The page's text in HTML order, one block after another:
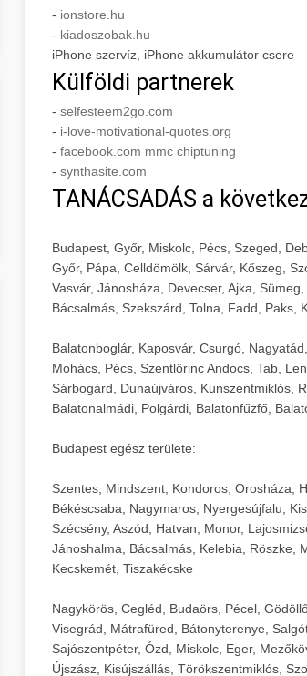
- ionstore.hu
- kiadoszobak.hu
iPhone szervíz, iPhone akkumulátor csere
Külföldi partnerek
- selfesteem2go.com
- i-love-motivational-quotes.org
- facebook.com mmc chiptuning
- synthasite.com
TANÁCSADÁS a
Budapest, Győr, Miskolc, Pécs, Szeged,
Győr, Pápa, Celldömölk, Sárvár, Kőszeg,
Vasvár, Jánosháza, Devecser, Ajka,
Bácsalmás, Szekszárd, Tolna, Fadd, Paks,
Balatonboglár, Kaposvár, Csurgó,
Mohács, Pécs, Szentlőrinc Andocs, Tab,
Sárbogárd, Dunaújváros, Kunszentmiklós,
Balatonalmádi, Polgárdi, Balatonfűzfő,
Budapest egész területe:
Szentes, Mindszent, Kondoros, Orosháza,
Békéscsaba, Nagymaros, Nyergesújfalu,
Szécsény, Aszód, Hatvan, Monor,
Jánoshalma, Bácsalmás, Kelebia, Röszke,
Kecskemét, Tiszakécske
Nagykörös, Cegléd, Budaörs, Pécel,
Visegrád, Mátrafüred, Bátonyterenye,
Sajószentpéter, Ózd, Miskolc, Eger,
Újszász, Kisújszállás, Törökszentmiklós,